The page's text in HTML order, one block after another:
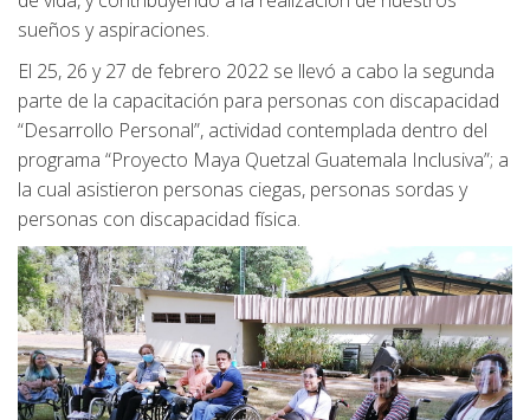
sueños y aspiraciones.
El 25, 26 y 27 de febrero 2022 se llevó a cabo la segunda
parte de la capacitación para personas con discapacidad
“Desarrollo Personal”, actividad contemplada dentro del
programa “Proyecto Maya Quetzal Guatemala Inclusiva”; a
la cual asistieron personas ciegas, personas sordas y
personas con discapacidad física.